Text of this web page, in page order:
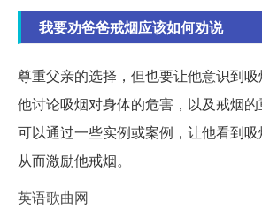
我要劝爸爸戒烟应该如何劝说
尊重父亲的选择，但也要让他意识到
他讨论吸烟对身体的危害，以及戒烟
可以通过一些实例或案例，让他看到吸
从而激励他戒烟。
英语歌曲网